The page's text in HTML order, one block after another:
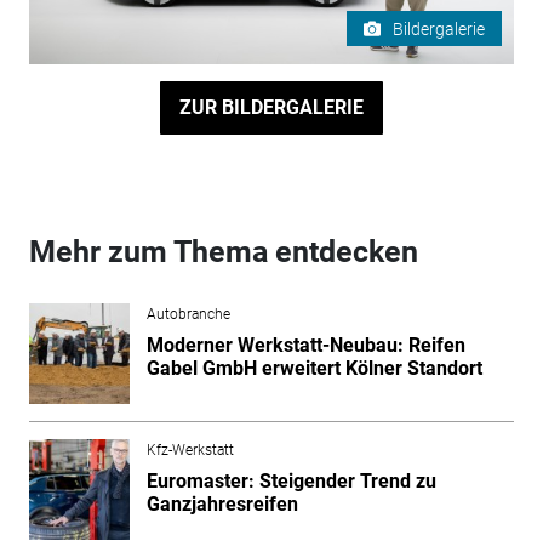
Bildergalerie
ZUR BILDERGALERIE
Mehr zum Thema entdecken
Autobranche
Moderner Werkstatt-Neubau: Reifen
Gabel GmbH erweitert Kölner Standort
Kfz-Werkstatt
Euromaster: Steigender Trend zu
Ganzjahresreifen